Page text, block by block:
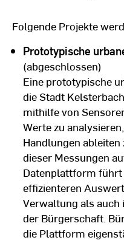
Folgende Projekte
Prototypische
(abgeschlossen)
Eine prototypische
die Stadt
mithilfe von
Werte zu
Handlungen
dieser Messungen
Datenplattform führt
effizienteren
Verwaltung als
der Bürgerschaft.
die Plattform